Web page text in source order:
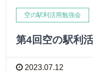
空の駅利活用勉強会
第4回空の駅利
2023.07.12